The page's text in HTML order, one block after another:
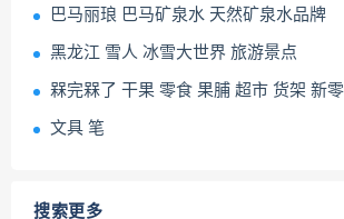
巴马丽琅 巴马矿泉水 天然矿泉水品牌
黑龙江 雪人 冰雪大世界 旅游景点
槑完槑了 干果 零食 果脯 超市 货架 新
文具 笔
搜索更多